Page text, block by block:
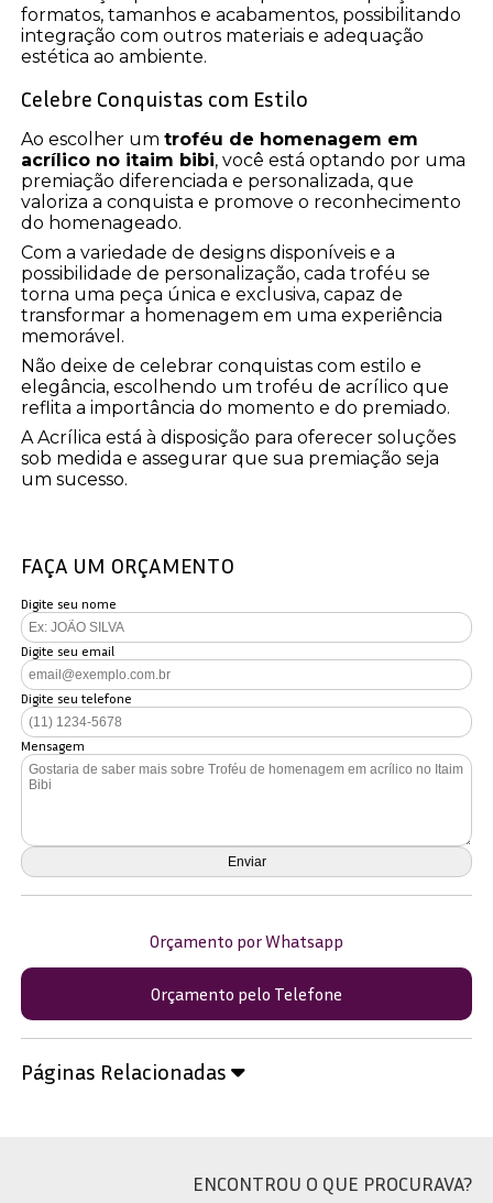
formatos, tamanhos e acabamentos, possibilitando
integração com outros materiais e adequação
estética ao ambiente.
Celebre Conquistas com Estilo
Ao escolher umtroféu de homenagem em
acrílico no itaim bibi, você está optando por uma
premiação diferenciada e personalizada, que
valoriza a conquista e promove o reconhecimento
do homenageado.
Com a variedade de designs disponíveis e a
possibilidade de personalização, cada troféu se
torna uma peça única e exclusiva, capaz de
transformar a homenagem em uma experiência
memorável.
Não deixe de celebrar conquistas com estilo e
elegância, escolhendo um troféu de acrílico que
reflita a importância do momento e do premiado.
A Acrílica está à disposição para oferecer soluções
sob medida e assegurar que sua premiação seja
um sucesso.
FAÇA UM ORÇAMENTO
Digite seu nome
Digite seu email
Digite seu telefone
Mensagem
Orçamento por Whatsapp
Orçamento pelo Telefone
Páginas Relacionadas
ENCONTROU O QUE PROCURAVA?